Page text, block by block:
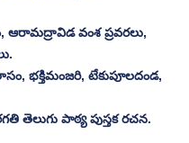
ఆరామద్రావిడ వంశ ప్రవరలు,
భక్తిమంజరి, టేకుపూలదండ,
తెలుగు పాఠ్య పుస్తక రచన.